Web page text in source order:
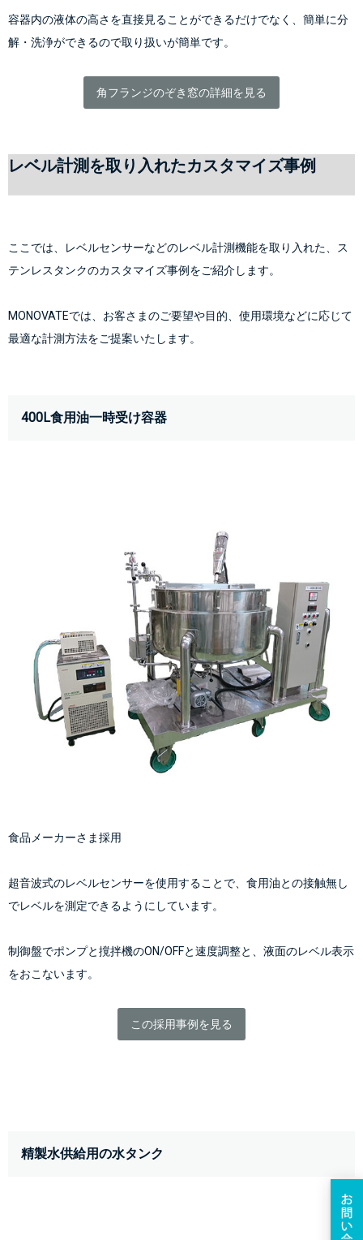
容器内の液体の高さを直接見ることができるだけでなく、簡単に分
解・洗浄ができるので取り扱いが簡単です。
角フランジのぞき窓の詳細を見る
レベル計測を取り入れたカスタマイズ事例
ここでは、レベルセンサーなどのレベル計測機能を取り入れた、ス
テンレスタンクのカスタマイズ事例をご紹介します。
MONOVATEでは、お客さまのご要望や目的、使用環境などに応じて
最適な計測方法をご提案いたします。
400L食用油一時受け容器
食品メーカーさま採用
超音波式のレベルセンサーを使用することで、食用油との接触無し
でレベルを測定できるようにしています。
制御盤でポンプと撹拌機のON/OFFと速度調整と、液面のレベル表示
をおこないます。
この採用事例を見る
精製水供給用の水タンク